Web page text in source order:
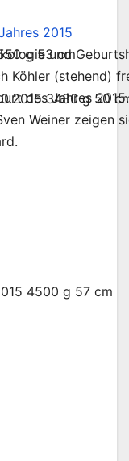
und
Köhler (stehend)
des Jahres 2015.
Weiner zeigen
4500 g 57 cm
g 53 cm
3480 g 50